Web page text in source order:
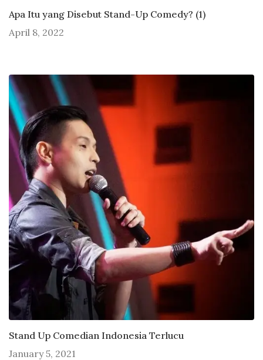
Apa Itu yang Disebut Stand-Up Comedy? (1)
April 8, 2022
Stand Up Comedian Indonesia Terlucu
January 5, 2021